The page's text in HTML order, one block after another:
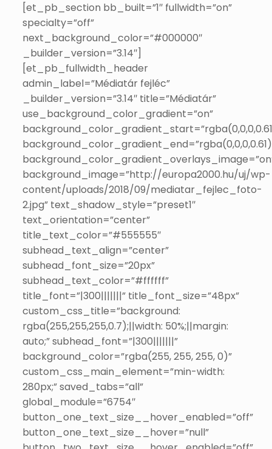
[et_pb_section bb_built=”1″ fullwidth=”on”
specialty=”off”
next_background_color=”#000000″
_builder_version=”3.14″]
[et_pb_fullwidth_header
admin_label=”Médiatár fejléc”
_builder_version=”3.14″ title=”Médiatár”
use_background_color_gradient=”on”
background_image=”http://europa2000.hu/uj/wp-
content/uploads/2018/09/mediatar_fejlec_foto-
2.jpg” text_shadow_style=”preset1″
text_orientation=”center”
title_text_color=”#555555″
subhead_text_align=”center”
subhead_font_size=”20px”
subhead_text_color=”#ffffff”
title_font=”|300|||||||” title_font_size=”48px”
custom_css_title=”background:
rgba(255,255,255,0.7);||width: 50%;||margin:
auto;” subhead_font=”|300|||||||”
background_color=”rgba(255, 255, 255, 0)”
custom_css_main_element=”min-width:
280px;” saved_tabs=”all”
global_module=”6754″
button_one_text_size__hover_enabled=”off”
button_one_text_size__hover=”null”